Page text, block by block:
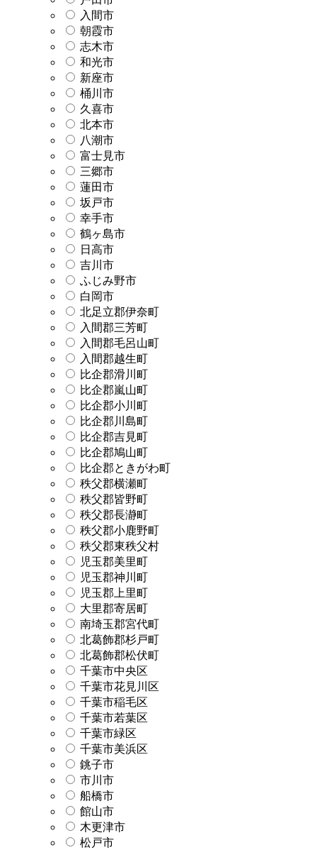
入間市
朝霞市
志木市
和光市
新座市
桶川市
久喜市
北本市
八潮市
富士見市
三郷市
蓮田市
坂戸市
幸手市
鶴ヶ島市
日高市
吉川市
ふじみ野市
白岡市
北足立郡伊奈町
入間郡三芳町
入間郡毛呂山町
入間郡越生町
比企郡滑川町
比企郡嵐山町
比企郡小川町
比企郡川島町
比企郡吉見町
比企郡鳩山町
比企郡ときがわ町
秩父郡横瀬町
秩父郡皆野町
秩父郡長瀞町
秩父郡小鹿野町
秩父郡東秩父村
児玉郡美里町
児玉郡神川町
児玉郡上里町
大里郡寄居町
南埼玉郡宮代町
北葛飾郡杉戸町
北葛飾郡松伏町
千葉市中央区
千葉市花見川区
千葉市稲毛区
千葉市若葉区
千葉市緑区
千葉市美浜区
銚子市
市川市
船橋市
館山市
木更津市
松戸市